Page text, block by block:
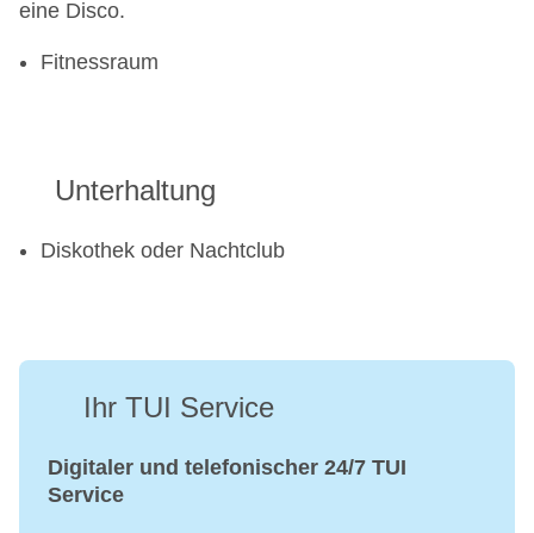
eine Disco.
Fitnessraum
Unterhaltung
Diskothek oder Nachtclub
Ihr TUI Service
Digitaler und telefonischer 24/7 TUI
Service